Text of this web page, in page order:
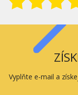
Vyplňte e-mail a